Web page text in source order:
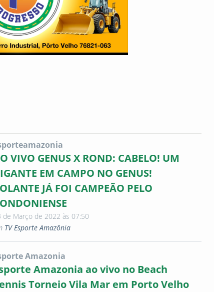
VIVO GENUS X ROND: CABELO! UM
EM CAMPO NO GENUS!
JÁ FOI CAMPEÃO PELO
de Março de 2022 às 07:50
TV Esporte Amazônia
Amazonia
Amazonia ao vivo no Beach
Torneio Vila Mar em Porto Velho